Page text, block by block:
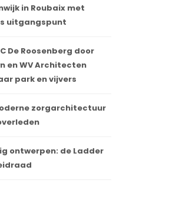
in Roubaix met
uitgangspunt
De Roosenberg door
en WV Architecten
park en vijvers
zorgarchitectuur
ontwerpen: de Ladder